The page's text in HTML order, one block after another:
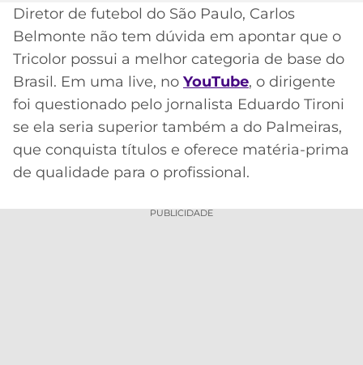
CÓDIGO
DE
INDICAÇÃO
BET365
CÓDIGO
BETANO
CORINTHIANS
SÃO
PAULO
SANTOS
A
LIBERTADORES
COPA
DO
BRASIL
PREMIER
MERCADO
DA
BOLA
PALPITES
Acesse o perfil do autor
no Twitter
Diretor de futebol do São Paulo, Carlos
Belmonte não tem dúvida em apontar que o
Tricolor possui a melhor categoria de base do
Brasil. Em uma live, no YouTube, o dirigente
foi questionado pelo jornalista Eduardo Tironi
se ela seria superior também a do Palmeiras,
que conquista títulos e oferece matéria-prima
de qualidade para o profissional.
PUBLICIDADE